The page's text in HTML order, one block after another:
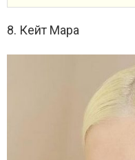
8. Кейт Мара